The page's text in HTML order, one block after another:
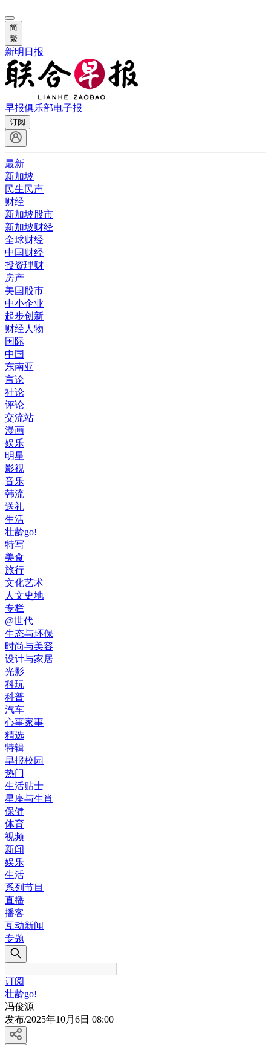
简
繁
新明日报
早报俱乐部电子报
订阅
最新
新加坡
民生民声
财经
新加坡股市
新加坡财经
全球财经
中国财经
投资理财
房产
美国股市
中小企业
起步创新
财经人物
国际
中国
东南亚
言论
社论
评论
交流站
漫画
娱乐
明星
影视
音乐
韩流
送礼
生活
壮龄go!
特写
美食
旅行
文化艺术
人文史地
专栏
@世代
生态与环保
时尚与美容
设计与家居
光影
科玩
科普
汽车
心事家事
精选
特辑
早报校园
热门
生活贴士
星座与生肖
保健
体育
视频
新闻
娱乐
生活
系列节目
直播
播客
互动新闻
专题
订阅
壮龄go!
冯俊源
发布/2025年10月6日 08:00